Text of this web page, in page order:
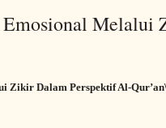
Emosional Melalui
Zikir Dalam Perspektif Al-